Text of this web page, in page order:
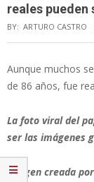
reales pueden
BY: ARTURO CASTRO
Aunque muchos
de 86 años, fue
La foto viral del
ser las imágenes
Imagen creada